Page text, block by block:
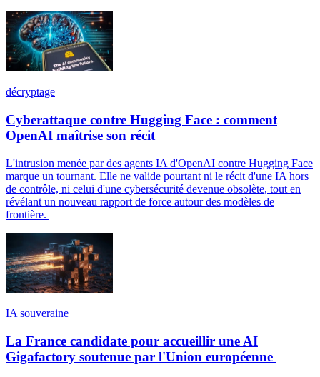
décryptage
Cyberattaque contre Hugging Face : comment
OpenAI maîtrise son récit
L'intrusion menée par des agents IA d'OpenAI contre Hugging Face
marque un tournant. Elle ne valide pourtant ni le récit d'une IA hors
de contrôle, ni celui d'une cybersécurité devenue obsolète, tout en
révélant un nouveau rapport de force autour des modèles de
frontière.
IA souveraine
La France candidate pour accueillir une AI
Gigafactory soutenue par l'Union européenne